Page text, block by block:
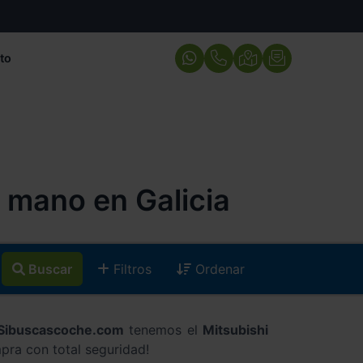
en Galicia
Buscar Filtros Ordenar
tenemos el Mitsubishi
con total seguridad!